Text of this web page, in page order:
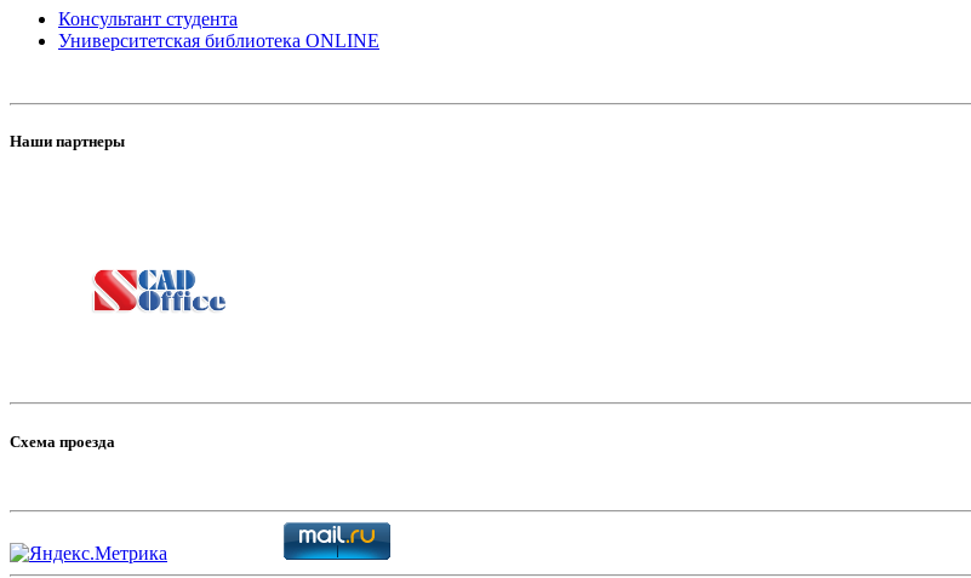
Консультант студента
Университетская библиотека ONLINE
Наши партнеры
Схема проезда